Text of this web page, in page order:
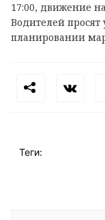
17:00, движение
Водителей
планировании
Теги: